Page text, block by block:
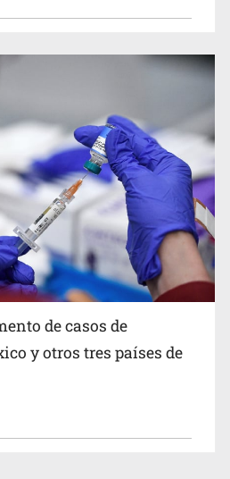
de casos de
y otros tres países de